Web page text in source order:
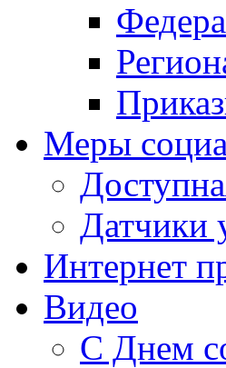
Меры
Датчики
Интернет
Видео
С Днем